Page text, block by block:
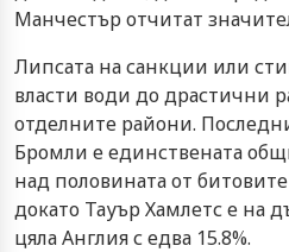
Манчестър отчитат
Липсата на санкции или
власти води до драстични
отделните райони.
Бромли е единствената
над половината от
докато Тауър Хамлетс е на
цяла Англия с едва 15.8%.